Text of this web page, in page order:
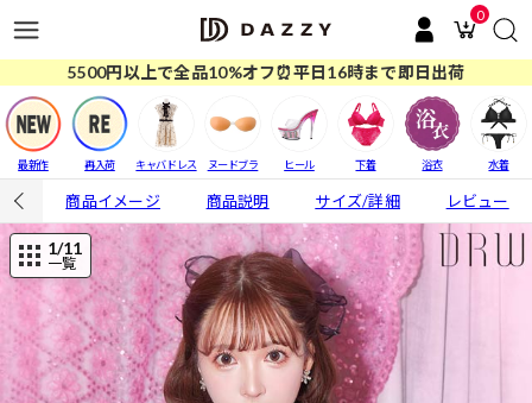
0
5500円以上で全品10%オフ⏰平日16時まで即日出荷
最新作 再入荷 キャバドレス ヌードブラ ヒール 下着 浴衣 水着
商品イメージ 商品説明 サイズ/詳細 レビュー
1/11
一覧